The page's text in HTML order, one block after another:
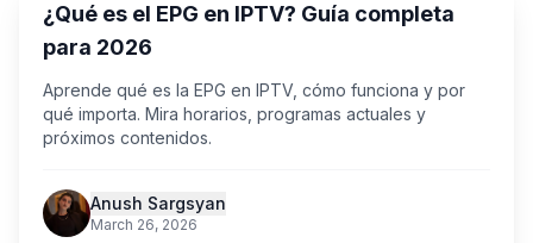
¿Qué es el EPG en IPTV? Guía completa
para 2026
Aprende qué es la EPG en IPTV, cómo funciona y por
qué importa. Mira horarios, programas actuales y
próximos contenidos.
Anush Sargsyan
March 26, 2026